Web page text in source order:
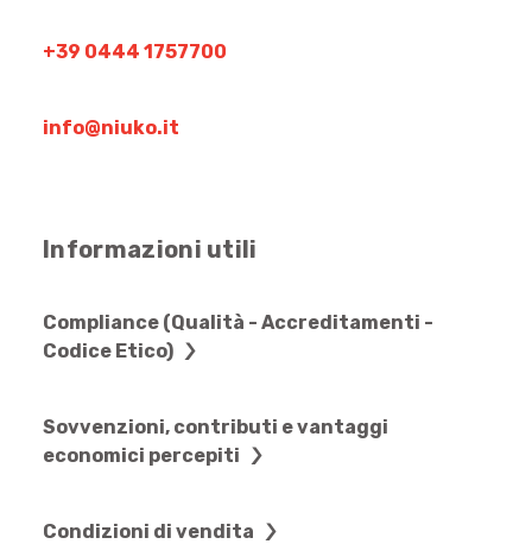
+39 0444 1757700
info@niuko.it
Informazioni utili
Compliance (Qualità - Accreditamenti -
Codice Etico)
Sovvenzioni, contributi e vantaggi
economici percepiti
Condizioni di vendita